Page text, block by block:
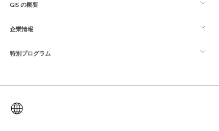
マッピング
Esri Community
ArcGIS ブログ
ユーザー調査およびテスト
Esri Young Professionals Network
GIS の概要
GIS とは
ロケーション インテリジェンス
トレーニング
ArcUser
企業情報
Esri について
採用情報
特別プログラム
ArcGIS for Student Use